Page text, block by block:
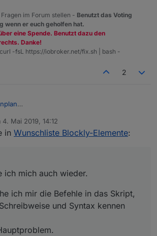
im Forum stellen - Benutzt das Voting
wenn er euch geholfen hat.
eine Spende. Benutzt dazu den
Danke!
curl -fsL https://iobroker.net/fix.sh | bash -
2
ziehe ich mir die Befehle in das Skript,
ich Schreibweise und Syntax kennen
mir zwar zu ein bestehendes Skript
aber nicht es in
4. Mai 2019, 14:12
von
in Wunschliste Blockly-Elemente:
ich mich auch wieder.
ich mir die Befehle in das Skript,
und Syntax kennen